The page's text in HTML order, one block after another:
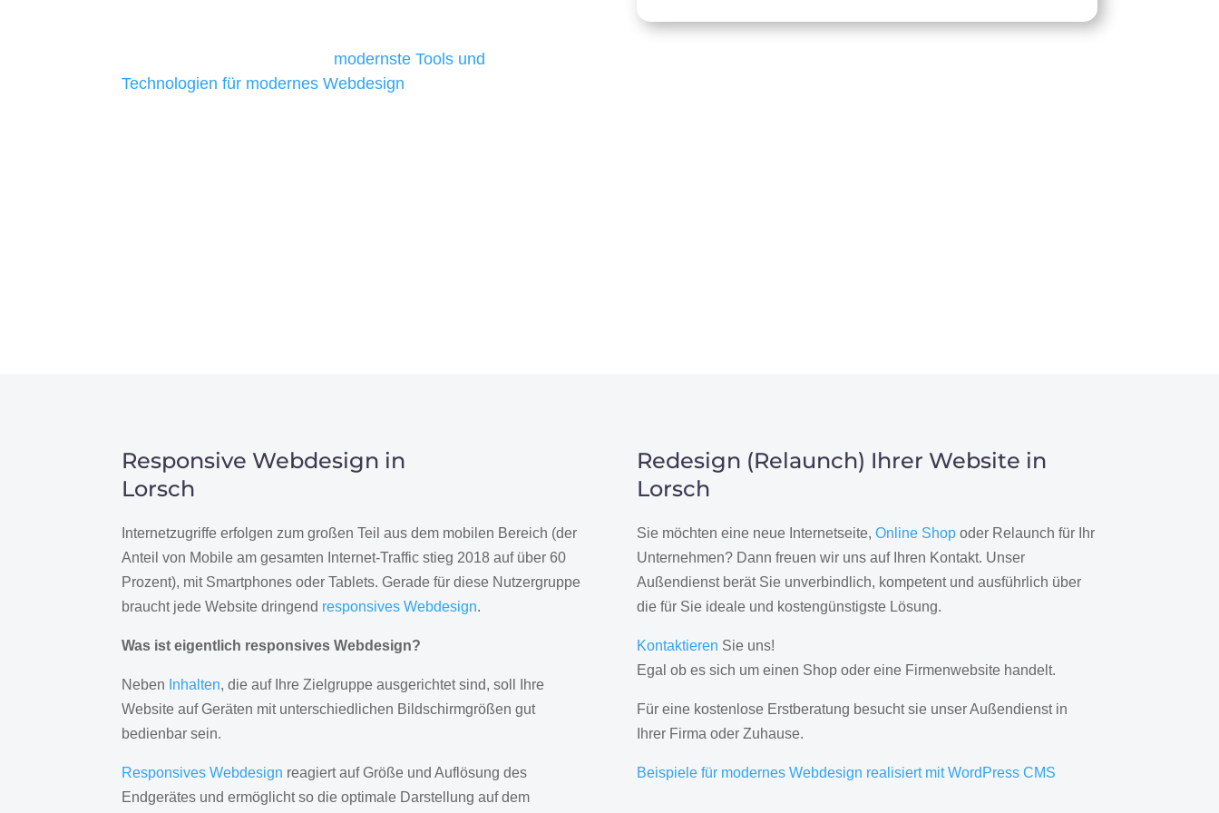
modernste Tools und
Technologien für modernes Webdesign
Responsive Webdesign in
Lorsch
Internetzugriffe erfolgen zum großen Teil aus dem mobilen Bereich (der
Anteil von Mobile am gesamten Internet-Traffic stieg 2018 auf über 60
Prozent), mit Smartphones oder Tablets. Gerade für diese Nutzergruppe
braucht jede Website dringend responsives Webdesign.
Was ist eigentlich responsives Webdesign?
Neben Inhalten, die auf Ihre Zielgruppe ausgerichtet sind, soll Ihre
Website auf Geräten mit unterschiedlichen Bildschirmgrößen gut
bedienbar sein.
Responsives Webdesign reagiert auf Größe und Auflösung des
Endgerätes und ermöglicht so die optimale Darstellung auf dem
Redesign (Relaunch) Ihrer Website in
Lorsch
Sie möchten eine neue Internetseite, Online Shopoder Relaunch für Ihr
Unternehmen? Dann freuen wir uns auf Ihren Kontakt. Unser
Außendienst berät Sie unverbindlich, kompetent und ausführlich über
die für Sie ideale und kostengünstigste Lösung.
Kontaktieren Sie uns!
Egal ob es sich um einen Shop oder eine Firmenwebsite handelt.
Für eine kostenlose Erstberatung besucht sie unser Außendienst in
Ihrer Firma oder Zuhause.
Beispiele für modernes Webdesign realisiert mit WordPress CMS